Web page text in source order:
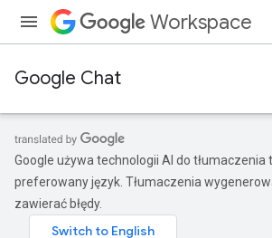
Workspace
Google Chat
Google używa technologii AI do tłumaczenia
preferowany język. Tłumaczenia
zawierać błędy.